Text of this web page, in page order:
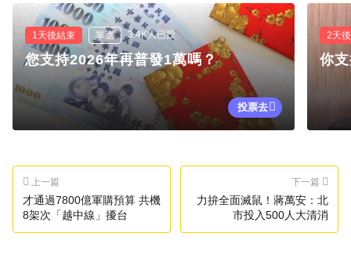
1天後結束 單選 3.4K人已投
您支持2026年再普發1萬嗎？
投票去
2天
你
上一篇
才通過7800億軍購預算 共機
8架次「越中線」擾台
下一篇
力拚全面滅鼠！蔣萬安：北
市投入500人大清消